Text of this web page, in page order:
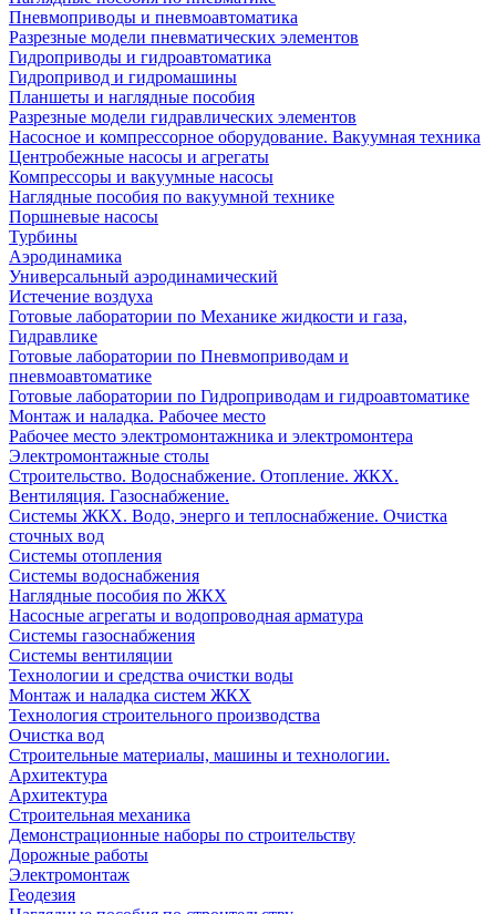
Пневмоприводы и пневмоавтоматика
Разрезные модели пневматических элементов
Гидроприводы и гидроавтоматика
Гидропривод и гидромашины
Планшеты и наглядные пособия
Разрезные модели гидравлических элементов
Насосное и компрессорное оборудование. Вакуумная техника
Центробежные насосы и агрегаты
Компрессоры и вакуумные насосы
Наглядные пособия по вакуумной технике
Поршневые насосы
Турбины
Аэродинамика
Универсальный аэродинамический
Истечение воздуха
Готовые лаборатории по Механике жидкости и газа,
Гидравлике
Готовые лаборатории по Пневмоприводам и
пневмоавтоматике
Готовые лаборатории по Гидроприводам и гидроавтоматике
Монтаж и наладка. Рабочее место
Рабочее место электромонтажника и электромонтера
Электромонтажные столы
Строительство. Водоснабжение. Отопление. ЖКХ.
Вентиляция. Газоснабжение.
Системы ЖКХ. Водо, энерго и теплоснабжение. Очистка
сточных вод
Системы отопления
Системы водоснабжения
Наглядные пособия по ЖКХ
Насосные агрегаты и водопроводная арматура
Системы газоснабжения
Системы вентиляции
Технологии и средства очистки воды
Монтаж и наладка систем ЖКХ
Технология строительного производства
Очистка вод
Строительные материалы, машины и технологии.
Архитектура
Архитектура
Cтроительная механика
Демонстрационные наборы по строительству
Дорожные работы
Электромонтаж
Геодезия